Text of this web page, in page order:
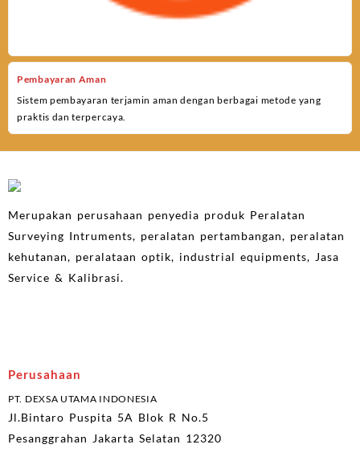
Pembayaran Aman
Sistem pembayaran terjamin aman dengan berbagai metode yang
praktis dan terpercaya.
Merupakan perusahaan penyedia produk Peralatan
Surveying Intruments, peralatan pertambangan, peralatan
kehutanan, peralataan optik, industrial equipments, Jasa
Service & Kalibrasi.
Perusahaan
PT. DEXSA UTAMA INDONESIA
Jl.Bintaro Puspita 5A Blok R No.5
Pesanggrahan Jakarta Selatan 12320